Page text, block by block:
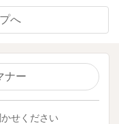
2025/9/29 13:54
へ
ナー
せください